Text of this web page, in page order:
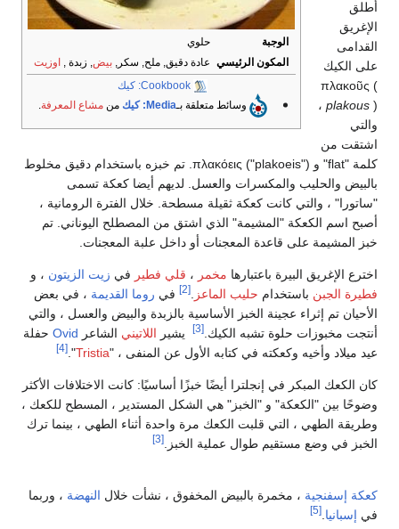
الوجبة
حلوي
المكون الرئيسي عادة دقيق, ملح, سكر, بيض, زبدة , اوزيت
Cookbook: كيك
وسائط متعلقة بـMedia: كيك منمشاع المعرفة.
أطلق
الإغريق
القدامى
على الكيك
πλακοῦς (
plakous ) ،
والتي
اشتقت من
كلمة "flat" و πλακόεις ("plakoeis"). تم خبزه باستخدام دقيق مخلوط
بالبيض والحليب والمكسرات والعسل. لديهم أيضا كعكة تسمى
"ساتورا" ، والتي كانت كعكة ثقيلة مسطحة. خلال الفترة الرومانية ،
أصبح اسم الكعكة "المشيمة" الذي اشتق من المصطلح اليوناني. تم
خبز المشيمة على قاعدة المعجنات أو داخل علبة المعجنات.
اخترع الإغريق البيرة باعتبارها مخمر ، قلي فطير في زيت الزيتون ، و
فطيرة الجبن باستخدام حليب الماعز [2] في روما القديمة ، في بعض
الأحيان تم إثراء عجينة الخبز الأساسية بالزبدة والبيض والعسل ، والتي
أنتجت مخبوزات حلوة تشبه الكيك. [3] يشير اللاتيني الشاعر Ovid حفلة
عيد ميلاد وأخيه وكعكته في كتابه الأول عن المنفى ، "Tristia
".
[4]
كان الكعك المبكر في إنجلترا أيضًا خبزًا أساسيًا: كانت الاختلافات الأكثر
وضوحًا بين "الكعكة" و "الخبز" هي الشكل المستدير ، المسطح للكعك ،
وطريقة الطهي ، التي قلبت الكعك مرة واحدة أثناء الطهي ، بينما ترك
الخبز في وضع مستقيم طوال عملية الخبز.
[3]
كعكة إسفنجية ، مخمرة بالبيض المخفوق ، نشأت خلال النهضة ، وربما
في إسبانيا [5]